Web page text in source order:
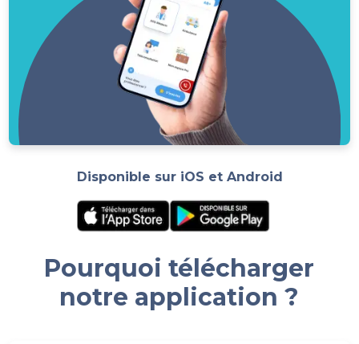
Disponible sur iOS et Android
Pourquoi télécharger
notre application ?